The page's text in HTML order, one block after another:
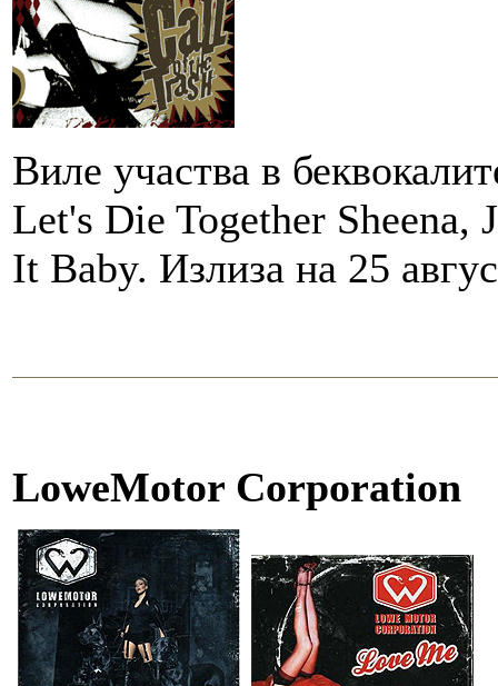
Виле участва в
Let's Die Together Sheena,
It Baby. Излиза на 25
LoweMotor Corporation